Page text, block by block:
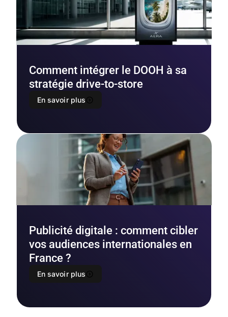
Comment intégrer le DOOH à sa
stratégie drive-to-store
En savoir plus
Publicité digitale : comment cibler
vos audiences internationales en
France ?
En savoir plus